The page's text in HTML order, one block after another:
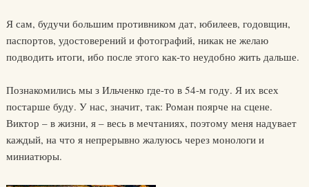
Я сам, будучи большим противником дат, юбилеев, годовщин,
паспортов, удостоверений и фотографий, никак не желаю
подводить итоги, ибо после этого как-то неудобно жить дальше.
Познакомились мы з Ильченко где-то в 54-м году. Я их всех
постарше буду. У нас, значит, так: Роман поярче на сцене.
Виктор – в жизни, я – весь в мечтаниях, поэтому меня надувает
каждый, на что я непрерывно жалуюсь через монологи и
миниатюры.